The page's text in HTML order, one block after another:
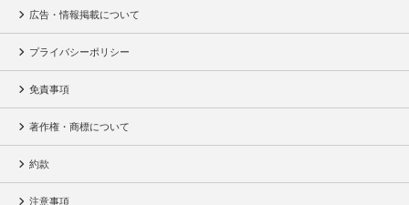
広告・情報掲載について
プライバシーポリシー
免責事項
著作権・商標について
約款
注意事項